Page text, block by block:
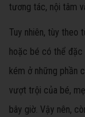
tương tác, nội tâm
Tuy nhiên, tùy theo
hoặc bé có thể đặc
kém ở những phần
vượt trội của bé,
bây giờ. Vậy nên,